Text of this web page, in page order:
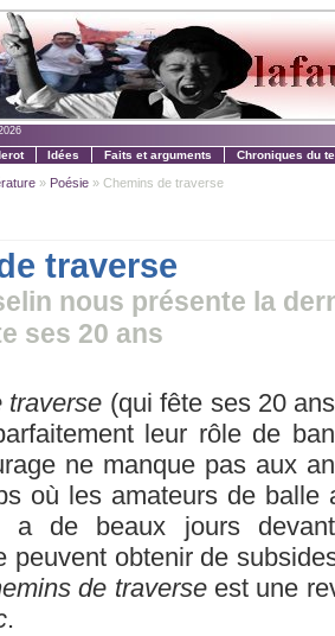
Idées Faits et arguments Chroniques du
» Poésie » Chemins de traverse
traverse
nous présente la
ses 20 ans
traverse (qui fête ses 20
leur rôle de
ne manque pas aux
où les amateurs de
a de beaux jours
peuvent obtenir de
de traverseest une
.